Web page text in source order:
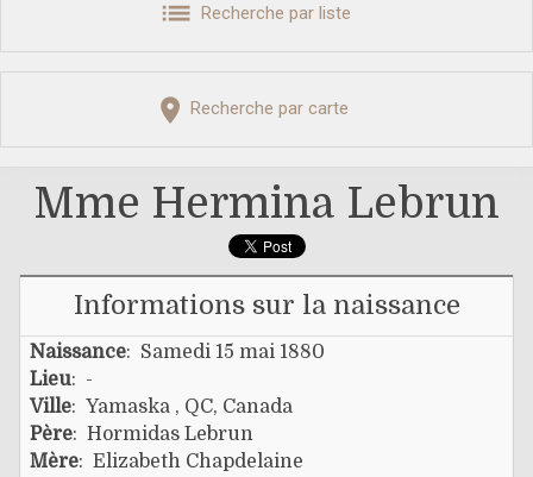
Recherche par liste
Recherche par carte
Mme Hermina Lebrun
Informations sur la naissance
Naissance: Samedi 15 mai 1880
Lieu: -
Ville: Yamaska , QC, Canada
Père: Hormidas Lebrun
Mère: Elizabeth Chapdelaine